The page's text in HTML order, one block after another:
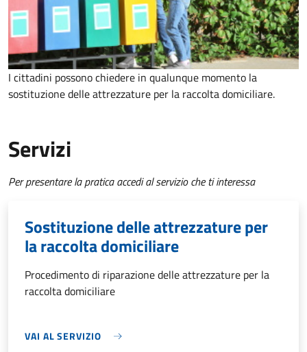
I cittadini possono chiedere in qualunque momento la
sostituzione delle attrezzature per la raccolta domiciliare.
Servizi
Per presentare la pratica accedi al servizio che ti interessa
Sostituzione delle attrezzature per
la raccolta domiciliare
Procedimento di riparazione delle attrezzature per la
raccolta domiciliare
VAI AL SERVIZIO